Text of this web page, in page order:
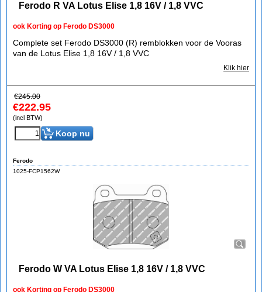
Ferodo R VA Lotus Elise 1,8 16V / 1,8 VVC
ook Korting op Ferodo DS3000
Complete set Ferodo DS3000 (R) remblokken voor de Vooras
van de Lotus Elise 1,8 16V / 1,8 VVC
Klik hier
€245.00
€222.95
(incl BTW)
Koop nu
Ferodo
1025-FCP1562W
Ferodo W VA Lotus Elise 1,8 16V / 1,8 VVC
ook Korting op Ferodo DS3000